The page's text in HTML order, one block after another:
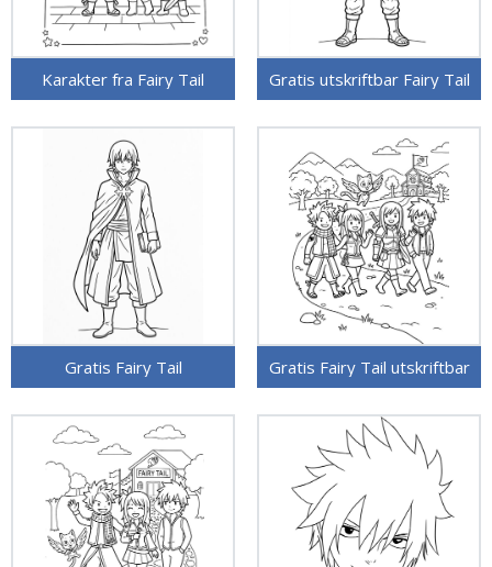
Karakter fra Fairy Tail Gratis utskriftbar Fairy Tail
Gratis Fairy Tail Gratis Fairy Tail utskriftbar